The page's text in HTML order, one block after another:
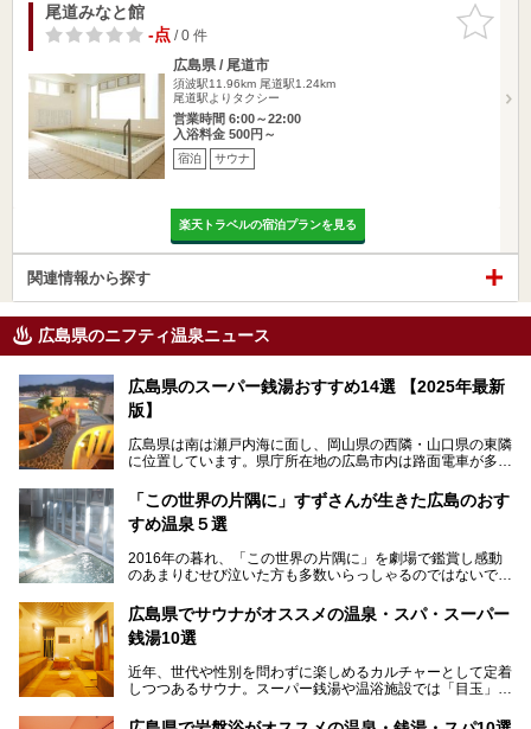
お気に入
りに追加
尾道みなと館
-点/ 0 件
広島県 / 尾道市
須波駅11.96km 尾道駅1.24km
尾道駅よりタクシー
営業時間 6:00～22:00
入浴料金 500円～
宿泊 サウナ
楽天トラベルの宿泊プランを見る
関連情報から探す
広島県のニフティ温泉ニュース
広島県のスーパー銭湯おすすめ14選 【2025年最新
版】
広島県は南は瀬戸内海に面し、岡山県の西隣・山口県の東隣
に位置しています。県庁所在地の広島市内は路面電車が多数
厳島神社と原爆ドームの2つの世界文化遺産があり、年間を
通して多数の観光客が訪れます。工業都市として栄えた呉市
や、坂の町・尾道市など、ゆっくり訪れたい町や観光スポッ
モン、全国にファンが多い広島風お好み焼きなどのグルメも
充実。
銭湯をご紹介します。
「この世界の片隅に」すずさんが生きた広島のおす
すめ温泉５選
2016年の暮れ、「この世界の片隅に」を劇場で鑑賞し感動
のあまりむせび泣いた方も多数いらっしゃるのではないでし
あの夏のヒロシマを生きた主人公すずさんの笑顔が、今もど
こかに輝きつづけていることをふと思い浮かべます。
そんな映画の舞台となった広島県呉市を中心に、広島のおす
広島県でサウナがオススメの温泉・スパ・スーパー
銭湯10選
近年、世代や性別を問わずに楽しめるカルチャーとして定着
しつつあるサウナ。スーパー銭湯や温浴施設では「目玉」と
わりと身体の内部を温めて発汗を促すサウナは、リフレッシ